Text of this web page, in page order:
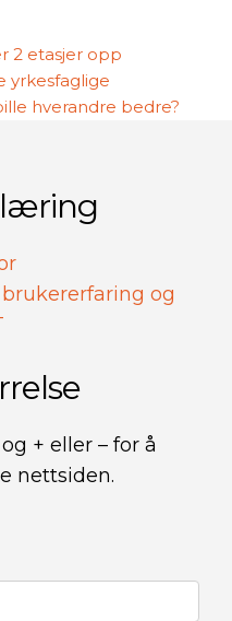
2 etasjer opp
yrkesfaglige
hverandre bedre?
og
+ eller – for å
nettsiden.